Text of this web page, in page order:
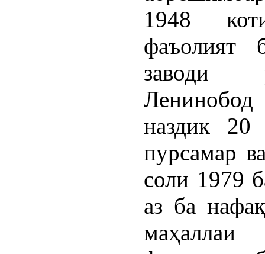
1948
фаъолият
заводи
Ленинобод
наздик
пурсамар
соли 1979
аз ба